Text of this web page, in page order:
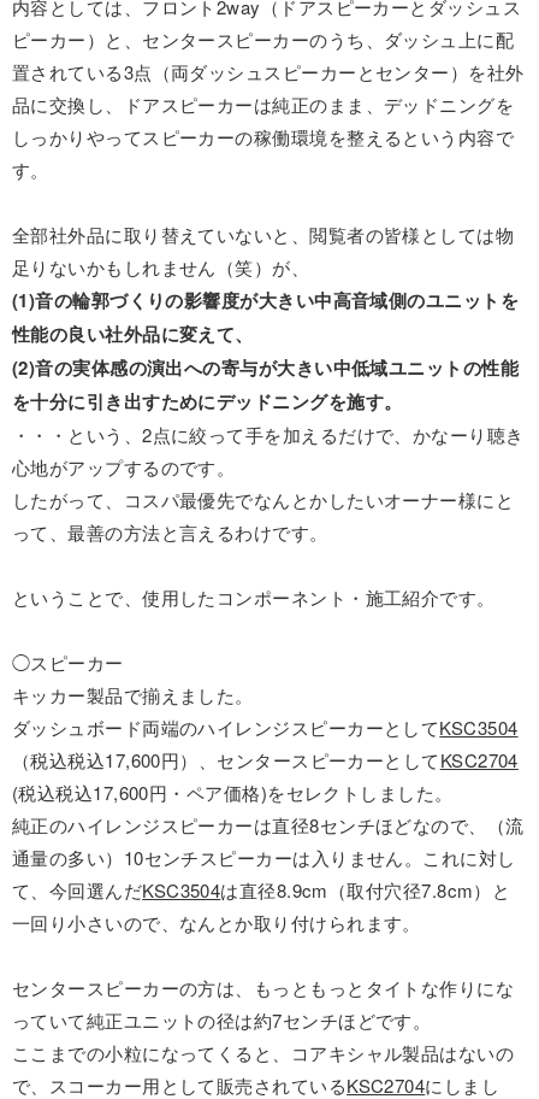
内容としては、フロント2way（ドアスピーカーとダッシュス
ピーカー）と、センタースピーカーのうち、ダッシュ上に配
置されている3点（両ダッシュスピーカーとセンター）を社外
品に交換し、ドアスピーカーは純正のまま、デッドニングを
しっかりやってスピーカーの稼働環境を整えるという内容で
す。
全部社外品に取り替えていないと、閲覧者の皆様としては物
足りないかもしれません（笑）が、
(1)音の輪郭づくりの影響度が大きい中高音域側のユニットを
性能の良い社外品に変えて、
(2)音の実体感の演出への寄与が大きい中低域ユニットの性能
を十分に引き出すためにデッドニングを施す。
・・・という、2点に絞って手を加えるだけで、かなーり聴き
心地がアップするのです。
したがって、コスパ最優先でなんとかしたいオーナー様にと
って、最善の方法と言えるわけです。
ということで、使用したコンポーネント・施工紹介です。
◯スピーカー
キッカー製品で揃えました。
ダッシュボード両端のハイレンジスピーカーとしてKSC3504
（税込税込17,600円）、センタースピーカーとしてKSC2704
(税込税込17,600円・ペア価格)をセレクトしました。
純正のハイレンジスピーカーは直径8センチほどなので、（流
通量の多い）10センチスピーカーは入りません。これに対し
て、今回選んだKSC3504は直径8.9cm（取付穴径7.8cm）と
一回り小さいので、なんとか取り付けられます。
センタースピーカーの方は、もっともっとタイトな作りにな
っていて純正ユニットの径は約7センチほどです。
ここまでの小粒になってくると、コアキシャル製品はないの
で、スコーカー用として販売されているKSC2704にしまし